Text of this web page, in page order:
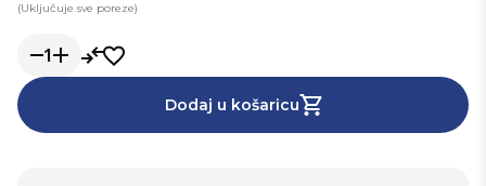
(Uključuje sve poreze)
1
Dodaj u košaricu